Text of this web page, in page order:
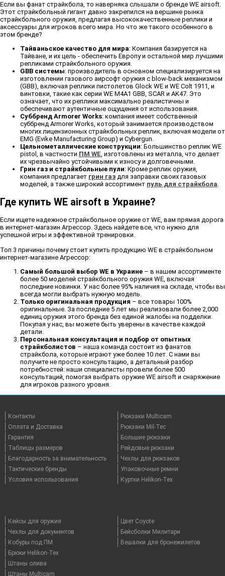
Если вы фанат страйкбола, то наверняка слышали о бренде WE airsoft.
Этот страйкбольный гигант давно закрепился на вершине рынка
страйкбольного оружия, предлагая высококачественные реплики и
аксессуары для игроков всего мира. Но что же такого особенного в
этом бренде?
Тайваньское качество для мира: Компания базируется на
Тайване, и их цель - обеспечить Европу и остальной мир лучшими
репликами страйкбольного оружия.
GBB системы: производитель в основном специализируется на
изготовлении газового аирсофт оружия с blow-back механизмом
(GBB), включая реплики пистолетов Glock WE и WE Colt 1911, и
винтовки, такие как серии WE M4A1 GBB, SCAR и AK47. Это
означает, что их реплики максимально реалистичны и
обеспечивают аутентичные ощущения от использования.
Суббренд Armorer Works: компания имеет собственный
суббренд Armorer Works, который занимается производством
многих лицензионных страйкбольных реплик, включая модели от
EMG (Evike Manufacturing Group) и Cybergun.
Цельнометаллические конструкции: Большинство реплик WE
pistol, в частности ПМ WE, изготовлены из металла, что делает
их чрезвычайно устойчивыми к износу и долговечными.
Грин газ и страйкбольные пули: Кроме реплик оружия,
компания предлагает грин газ для заправки своих газовых
моделей, а также широкий ассортимент пуль для страйкбола.
Где купить WE airsoft в Украине?
Если ищете надежное страйкбольное оружие от WE, вам прямая дорога
в интернет-магазин Агрессор. Здесь найдете все, что нужно для
успешной игры и эффективной тренировки.
Топ 3 причины почему стоит купить продукцию WE в страйкбольном
интернет-магазине Агрессор:
Самый большой выбор WE в Украине – в нашем ассортименте
более 50 моделей страйкбольного оружия WE, включая
последние новинки. У нас более 95% наличия на складе, чтобы вы
всегда могли выбрать нужную модель.
Только оригинальная продукция – все товары 100%
оригинальные. За последние 5 лет мы реализовали более 2,000
единиц оружия этого бренда без единой жалобы на подделки.
Покупая у нас, вы можете быть уверены в качестве каждой
детали.
Персональная консультация и подбор от опытных
страйкболистов – наша команда состоит из фанатов
страйкбола, которые играют уже более 10 лет. С нами вы
получите не просто консультацию, а детальный разбор
потребностей: наши специалисты провели более 500
консультаций, помогая выбрать оружие WE airsoft и снаряжение
для игроков разного уровня.
Контакты
Оплата и Доставка
Гарантия
Таблицы размеров
Благодарность за внимательность
Тактические бренды
Условия использования
Рюкзаки Multicam
Рюкзаки Mil-Tec
Большие рюкзаки
Рейдовые рюкзаки
Чехлы для рюкзаков
Упаковочные ремни
Куртки Helikon-Tex
Кейсы для оружия
Чехлы для документов
Кобуры под ПМ
Брюки Helikon-Tex
Штаны олива
Штаны Multicam
Цвет Coyote
Бейсболки Милитари
Вешалки для бронежилетов